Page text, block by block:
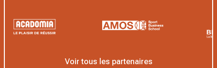
Voir tous les partenaires